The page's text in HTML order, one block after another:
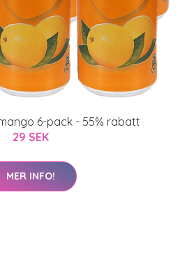
6-pack - 55% rabatt
29 SEK
MER INFO!